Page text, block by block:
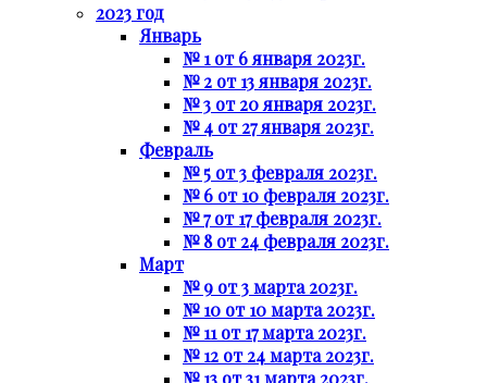
2023 год
Январь
№ 1 от 6 января 2023г.
№ 2 от 13 января 2023г.
№ 3 от 20 января 2023г.
№ 4 от 27 января 2023г.
Февраль
№ 5 от 3 февраля 2023г.
№ 6 от 10 февраля 2023г.
№ 7 от 17 февраля 2023г.
№ 8 от 24 февраля 2023г.
Март
№ 9 от 3 марта 2023г.
№ 10 от 10 марта 2023г.
№ 11 от 17 марта 2023г.
№ 12 от 24 марта 2023г.
№ 13 от 31 марта 2023г.